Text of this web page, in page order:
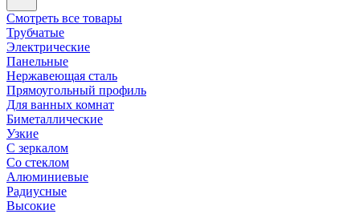
Смотреть все товары
Трубчатые
Электрические
Панельные
Нержавеющая сталь
Прямоугольный профиль
Для ванных комнат
Биметаллические
Узкие
С зеркалом
Со стеклом
Алюминиевые
Радиусные
Высокие